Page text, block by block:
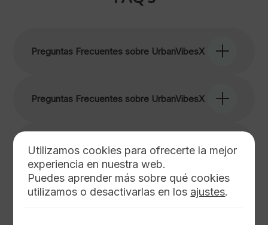
Preguntas Frecuentes sobre UrbanVibesX
Preguntas Frecuentes sobre UrbanVibesX
Preguntas Frecuentes sobre UrbanVibesX
Preguntas frecuentes sobre UrbanVibesX
Utilizamos cookies para ofrecerte la mejor
experiencia en nuestra web.
Puedes aprender más sobre qué cookies
utilizamos o desactivarlas en los ajustes.